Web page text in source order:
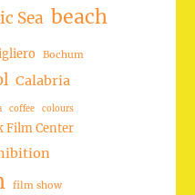
Sea beach
Bochum
Calabria
coffee colours
Film Center
film show